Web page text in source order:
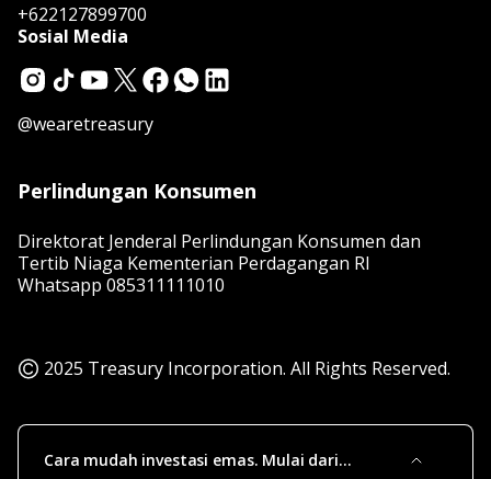
+622127899700
Sosial Media
@wearetreasury
Perlindungan Konsumen
Direktorat Jenderal Perlindungan Konsumen dan
Tertib Niaga Kementerian Perdagangan RI
Whatsapp 085311111010
2025 Treasury Incorporation. All Rights Reserved.
Cara mudah investasi emas. Mulai dari